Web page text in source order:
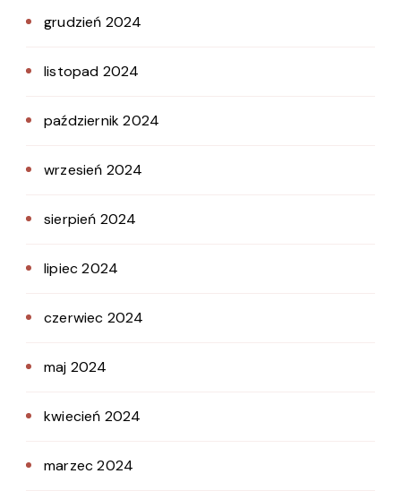
grudzień 2024
listopad 2024
październik 2024
wrzesień 2024
sierpień 2024
lipiec 2024
czerwiec 2024
maj 2024
kwiecień 2024
marzec 2024